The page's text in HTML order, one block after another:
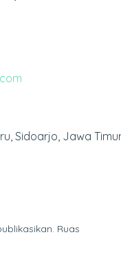
Sidoarjo, Jawa
Ruas